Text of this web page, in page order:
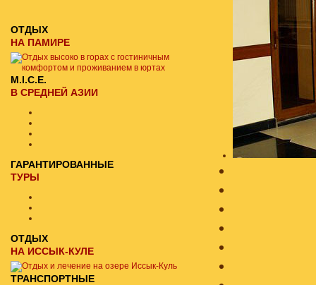
ОТДЫХ
НА ПАМИРЕ
M.I.C.E.
В СРЕДНЕЙ АЗИИ
ГАРАНТИРОВАННЫЕ
ТУРЫ
ОТДЫХ
НА ИССЫК-КУЛЕ
ТРАНСПОРТНЫЕ